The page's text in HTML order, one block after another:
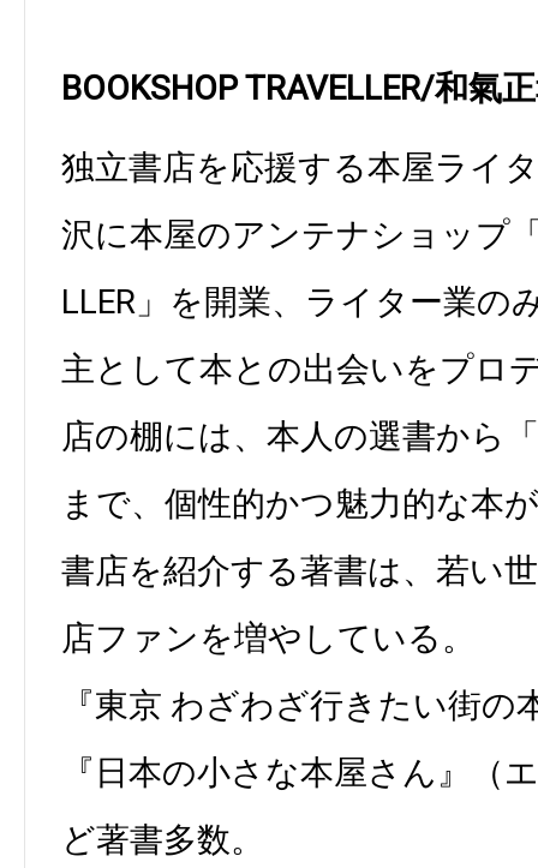
BOOKSHOP TRAVELLER/和氣
独立書店を応援する本屋ライ
沢に本屋のアンテナショップ「
LLER」を開業、ライター業の
主として本との出会いをプロ
店の棚には、本人の選書から
まで、個性的かつ魅力的な本
書店を紹介する著書は、若い
店ファンを増やしている。
『東京 わざわざ行きたい街の
『日本の小さな本屋さん』（
ど著書多数。